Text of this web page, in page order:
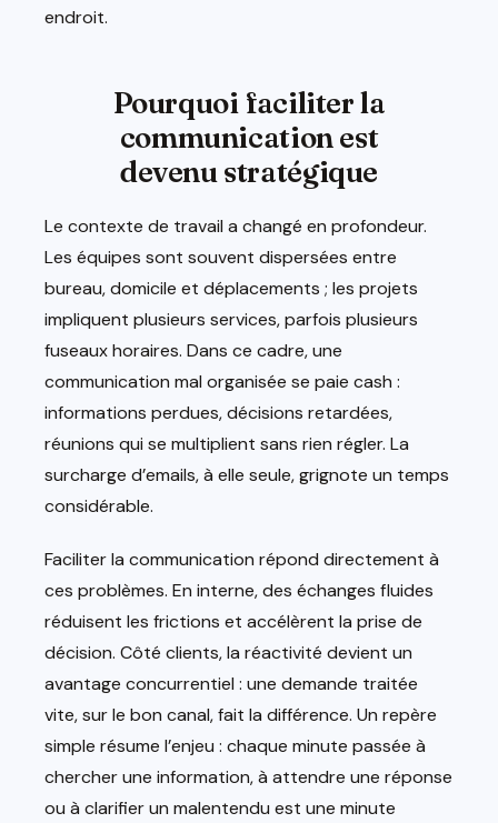
endroit.
Pourquoi faciliter la
communication est
devenu stratégique
Le contexte de travail a changé en profondeur.
Les équipes sont souvent dispersées entre
bureau, domicile et déplacements ; les projets
impliquent plusieurs services, parfois plusieurs
fuseaux horaires. Dans ce cadre, une
communication mal organisée se paie cash :
informations perdues, décisions retardées,
réunions qui se multiplient sans rien régler. La
surcharge d’emails, à elle seule, grignote un temps
considérable.
Faciliter la communication répond directement à
ces problèmes. En interne, des échanges fluides
réduisent les frictions et accélèrent la prise de
décision. Côté clients, la réactivité devient un
avantage concurrentiel : une demande traitée
vite, sur le bon canal, fait la différence. Un repère
simple résume l’enjeu : chaque minute passée à
chercher une information, à attendre une réponse
ou à clarifier un malentendu est une minute